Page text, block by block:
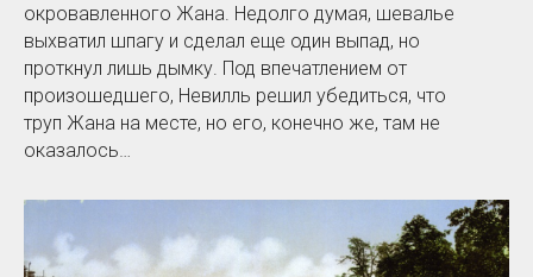
окровавленного Жана. Недолго думая, шевалье
выхватил шпагу и сделал еще один выпад, но
проткнул лишь дымку. Под впечатлением от
произошедшего, Невилль решил убедиться, что
труп Жана на месте, но его, конечно же, там не
оказалось…